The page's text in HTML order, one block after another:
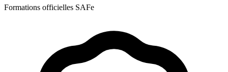
Formations officielles SAFe